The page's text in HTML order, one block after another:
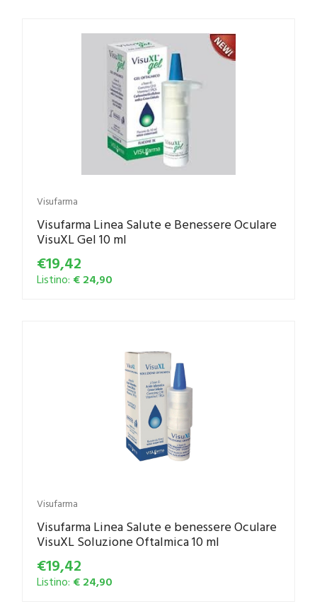
Visufarma
Visufarma Linea Salute e Benessere Oculare
VisuXL Gel 10 ml
€19,42
Listino: € 24,90
Visufarma
Visufarma Linea Salute e benessere Oculare
VisuXL Soluzione Oftalmica 10 ml
€19,42
Listino: € 24,90